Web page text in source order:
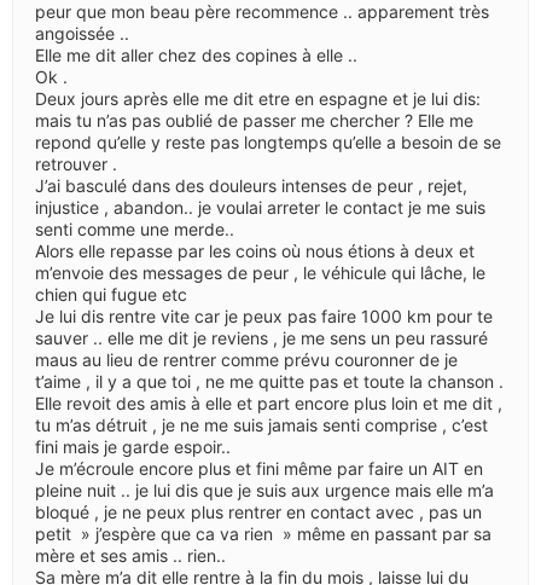
peur que mon beau père recommence .. apparement très
angoissée ..
Elle me dit aller chez des copines à elle ..
Ok .
Deux jours après elle me dit etre en espagne et je lui dis:
mais tu n’as pas oublié de passer me chercher ? Elle me
repond qu’elle y reste pas longtemps qu’elle a besoin de se
retrouver .
J’ai basculé dans des douleurs intenses de peur , rejet,
injustice , abandon.. je voulai arreter le contact je me suis
senti comme une merde..
Alors elle repasse par les coins où nous étions à deux et
m’envoie des messages de peur , le véhicule qui lâche, le
chien qui fugue etc
Je lui dis rentre vite car je peux pas faire 1000 km pour te
sauver .. elle me dit je reviens , je me sens un peu rassuré
maus au lieu de rentrer comme prévu couronner de je
t’aime , il y a que toi , ne me quitte pas et toute la chanson .
Elle revoit des amis à elle et part encore plus loin et me dit ,
tu m’as détruit , je ne me suis jamais senti comprise , c’est
fini mais je garde espoir..
Je m’écroule encore plus et fini même par faire un AIT en
pleine nuit .. je lui dis que je suis aux urgence mais elle m’a
bloqué , je ne peux plus rentrer en contact avec , pas un
petit » j’espère que ca va rien » même en passant par sa
mère et ses amis .. rien..
Sa mère m’a dit elle rentre à la fin du mois , laisse lui du